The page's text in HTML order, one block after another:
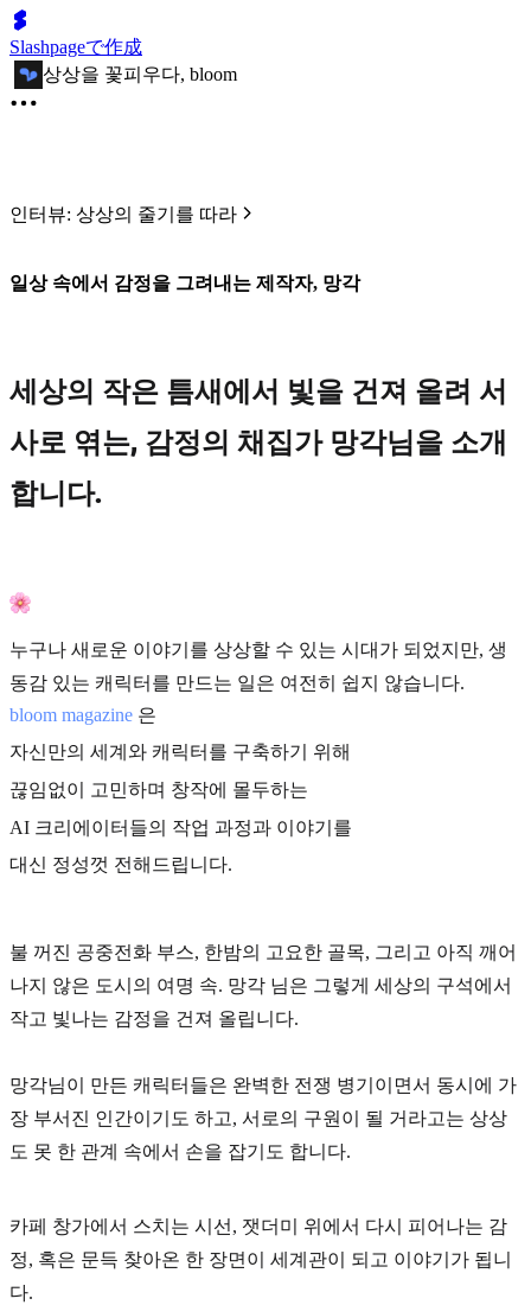
Slashpageで作成
상상을 꽃피우다, bloom
인터뷰: 상상의 줄기를 따라
일상 속에서 감정을 그려내는 제작자, 망각
세상의 작은 틈새에서 빛을 건져 올려 서
사로 엮는, 감정의 채집가 망각님을 소개
합니다.
누구나 새로운 이야기를 상상할 수 있는 시대가 되었지만, 생
동감 있는 캐릭터를 만드는 일은 여전히 쉽지 않습니다.
bloom magazine 은
자신만의 세계와 캐릭터를 구축하기 위해
끊임없이 고민하며 창작에 몰두하는
AI 크리에이터들의 작업 과정과 이야기를
대신 정성껏 전해드립니다.
불 꺼진 공중전화 부스, 한밤의 고요한 골목, 그리고 아직 깨어
나지 않은 도시의 여명 속. 망각 님은 그렇게 세상의 구석에서
작고 빛나는 감정을 건져 올립니다.
망각님이 만든 캐릭터들은 완벽한 전쟁 병기이면서 동시에 가
장 부서진 인간이기도 하고, 서로의 구원이 될 거라고는 상상
도 못 한 관계 속에서 손을 잡기도 합니다.
카페 창가에서 스치는 시선, 잿더미 위에서 다시 피어나는 감
정, 혹은 문득 찾아온 한 장면이 세계관이 되고 이야기가 됩니
다.